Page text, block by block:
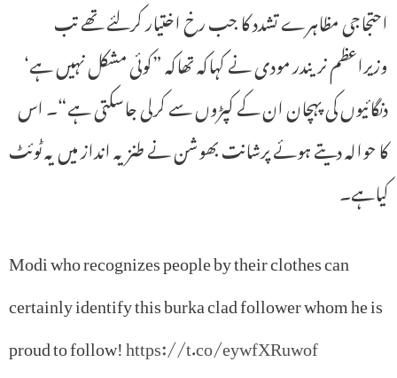
احتجاجی مظاہرے تشدد کا جب رخ اختیار کرلئے تھے تب
وزیراعظم نریندر مودی نے کہاکہ تھاکہ ”کوئی مشکل نہیں ہے‘
دنگائیوں کی پہچان ان کے کپڑوں سے کرلی جاسکتی ہے“۔ اس
کا حوالہ دیتے ہوئے پرشانت بھوشن نے طنزیہ انداز میں یہ ٹوئٹ
کیاہے۔
Modi who recognizes people by their clothes can
certainly identify this burka clad follower whom he is
proud to follow!https://t.co/eywfXRuwof